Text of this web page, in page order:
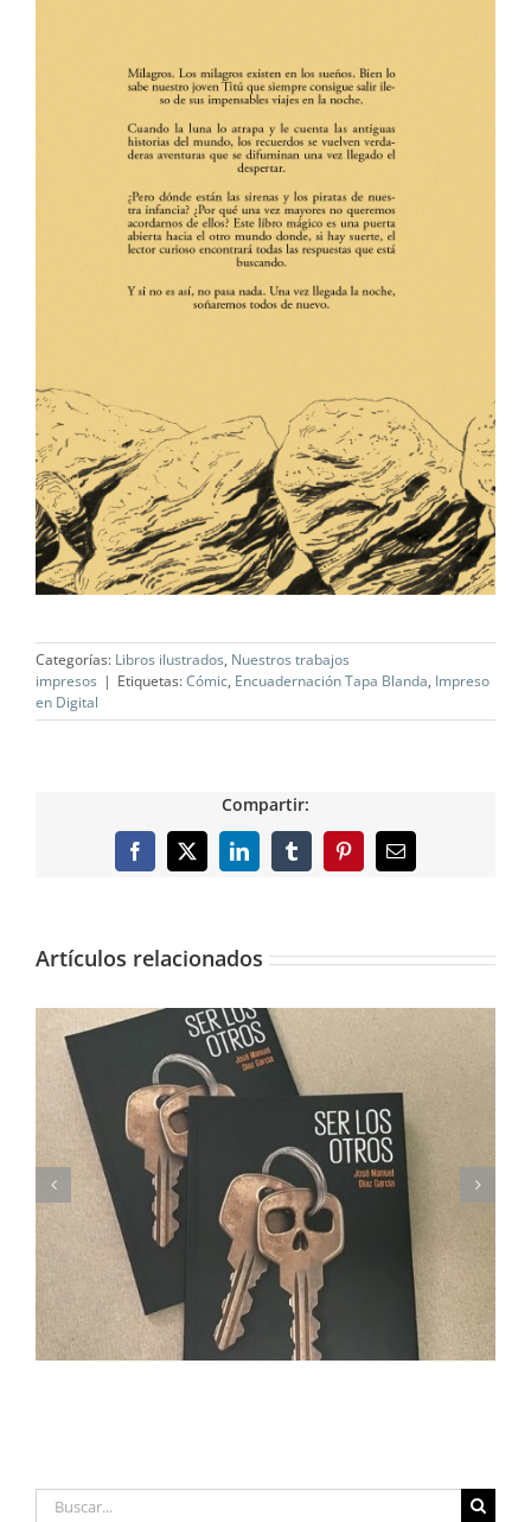
Categorías: Libros ilustrados, Nuestros trabajos
impresos | Etiquetas:Cómic, Encuadernación Tapa Blanda, Impreso
en Digital
Compartir:
Facebook
X LinkedInTumblrPinterestCorreo
electrónico
Artículos relacionados
Imprimimos Proscripti, la nueva novela de Ian S.
Martin
Buscar: